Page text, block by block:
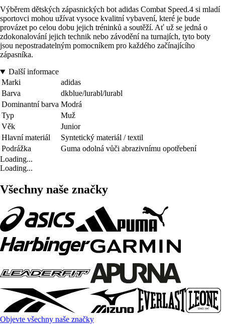
Výběrem dětských zápasnických bot adidas Combat Speed.4 si mladí
sportovci mohou užívat vysoce kvalitní vybavení, které je bude
provázet po celou dobu jejich tréninků a soutěží. Ať už se jedná o
zdokonalování jejich technik nebo závodění na turnajích, tyto boty
jsou nepostradatelným pomocníkem pro každého začínajícího
zápasníka.
Další informace
Marki
adidas
Barva
dkblue/lurabl/lurabl
Dominantní barva Modrá
Typ
Muž
Věk
Junior
Hlavní materiál
Syntetický materiál / textil
Podrážka
Guma odolná vůči abrazivnímu opotřebení
Loading...
Loading...
Všechny naše značky
Objevte všechny naše značky